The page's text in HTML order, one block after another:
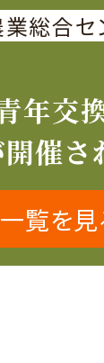
総合セ
年交
催さ
覧を